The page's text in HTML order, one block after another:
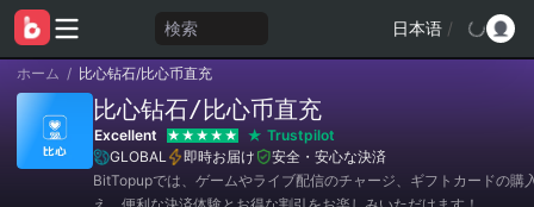
検索 日本语 /
ホーム / 比心钻石/比心币直充
比心钻石/比心币直充
Excellent
Trustpilot
GLOBAL
即時お届け
安全・安心な決済
BitTopupでは、ゲームやライブ配信のチャージ、ギフトカードの購